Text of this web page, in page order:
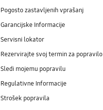
Pogosto zastavljenih vprašanj
Garancijske Informacije
Servisni lokator
Rezervirajte svoj termin za popravilo
Sledi mojemu popravilu
Regulativne Informacije
Strošek popravila